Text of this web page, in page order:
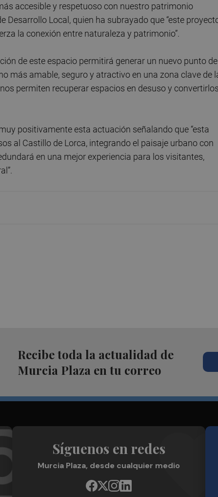
accesible y respetuoso con nuestro patrimonio
Desarrollo Local, quien ha subrayado que “este
la conexión entre naturaleza y patrimonio”.
de este espacio permitirá generar un nuevo punto de
más amable, seguro y atractivo en una zona clave de
permiten recuperar espacios en desuso y convertirlos
positivamente esta actuación señalando que “esta
al Castillo de Lorca, integrando el paisaje urbano con
en una mejor experiencia para los visitantes,
Recibe toda la actualidad de
Murcia Plaza en tu correo
Síguenos en redes
Murcia Plaza, desde cualquier medio